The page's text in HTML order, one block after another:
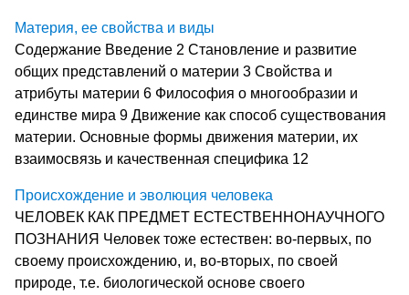
Материя, ее свойства и виды
Содержание Введение 2 Становление и развитие
общих представлений о материи 3 Свойства и
атрибуты материи 6 Философия о многообразии и
единстве мира 9 Движение как способ существования
материи. Основные формы движения материи, их
взаимосвязь и качественная специфика 12
Происхождение и эволюция человека
ЧЕЛОВЕК КАК ПРЕДМЕТ ЕСТЕСТВЕННОНАУЧНОГО
ПОЗНАНИЯ Человек тоже естествен: во-первых, по
своему происхождению, и, во-вторых, по своей
природе, т.е. биологической основе своего